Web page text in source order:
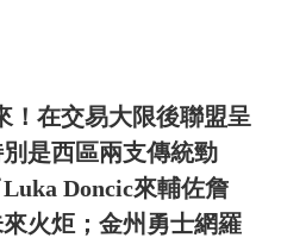
！在交易大限後聯盟呈
是西區兩支傳統勁
Doncic來輔佐詹
火炬；金州勇士網羅